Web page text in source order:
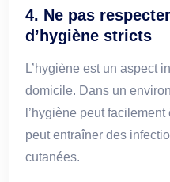
4. Ne pas
d’hygiène stricts
L’hygiène est un aspect
domicile. Dans un
l’hygiène peut
peut entraîner des
cutanées.